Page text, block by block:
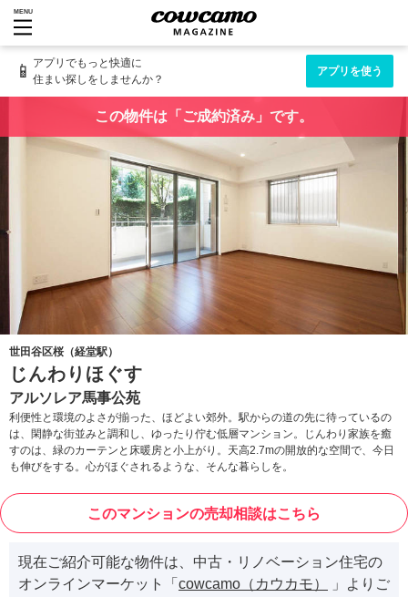
MENU
📱 アプリでもっと快適に
住まい探しをしませんか？
アプリを使う
この物件は「ご成約済み」です。
世田谷区桜（経堂駅）
じんわりほぐす
アルソレア馬事公苑
利便性と環境のよさが揃った、ほどよい郊外。駅からの道の先に待っているの
は、閑静な街並みと調和し、ゆったり佇む低層マンション。じんわり家族を癒
すのは、緑のカーテンと床暖房と小上がり。天高2.7mの開放的な空間で、今日
も伸びをする。心がほぐされるような、そんな暮らしを。
このマンションの売却相談はこちら
現在ご紹介可能な物件は、中古・リノベーション住宅の
オンラインマーケット「 cowcamo（カウカモ）
」よりご